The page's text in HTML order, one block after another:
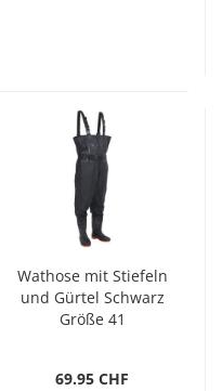
Wathose mit Stiefeln
und Gürtel Schwarz
Größe 41
69.95 CHF